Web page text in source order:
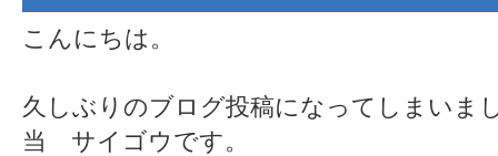
こんにちは。
久しぶりのブログ投稿になってしまいま
当 サイゴウです。